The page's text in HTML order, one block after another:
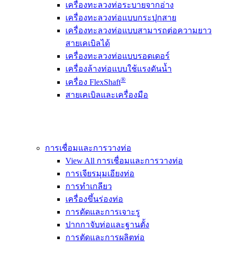
เครื่องทะลวงท่อระบายจากอ่าง
เครื่องทะลวงท่อแบบกระปุกสาย
เครื่องทะลวงท่อแบบสามารถต่อความยาว
สายเคเบิลได้
เครื่องทะลวงท่อแบบรอดเดอร์
เครื่องล้างท่อแบบใช้แรงดันน้ำ
เครื่อง FlexShaft®
สายเคเบิลและเครื่องมือ
การเชื่อมและการวางท่อ
View All การเชื่อมและการวางท่อ
การเจียรมุมเอียงท่อ
การทำเกลียว
เครื่องขึ้นร่องท่อ
การดัดและการเจาะรู
ปากกาจับท่อและฐานตั้ง
การตัดและการผลิตท่อ